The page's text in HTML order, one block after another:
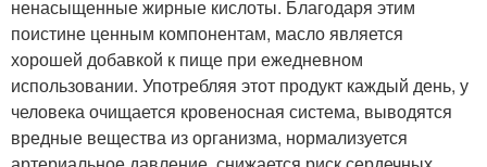
ненасыщенные жирные кислоты. Благодаря этим
поистине ценным компонентам, масло является
хорошей добавкой к пище при ежедневном
использовании. Употребляя этот продукт каждый день, у
человека очищается кровеносная система, выводятся
вредные вещества из организма, нормализуется